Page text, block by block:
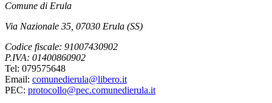
Comune di Erula
Via Nazionale 35, 07030 Erula (SS)
Codice fiscale: 91007430902
P.IVA: 01400860902
Tel: 079575648
Email: comunedierula@libero.it
PEC: protocollo@pec.comunedierula.it